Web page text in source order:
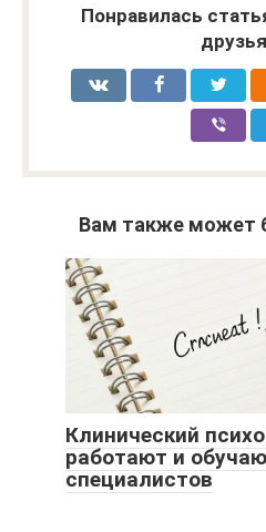
Понравилась
Вам также может
Клинический
работают и
специалистов